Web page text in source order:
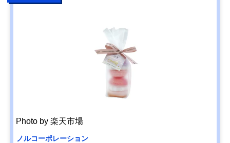
Photo by 楽天市場
ノルコーポレーション